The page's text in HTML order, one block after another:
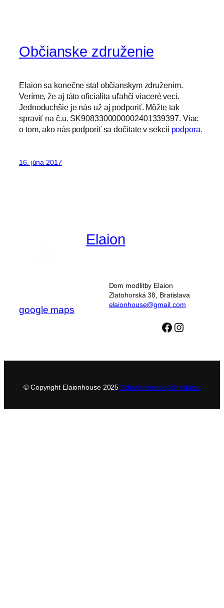
Občianske združenie
Elaion sa konečne stal občianskym združením.
Veríme, že aj táto oficialita uľahčí viaceré veci.
Jednoduchšie je nás už aj podporiť. Môžte tak
spraviť na č.u. SK9083300000002401339397. Viac
o tom, ako nás podporiť sa dočítate v sekcii podpora.
16. júna 2017
Elaion
google maps
Dom modlitby Elaion
Zlatohorská 38, Bratislava
elaionhouse@gmail.com
Facebook
© Copyright Elaionhouse 2025Ochrana osobných údajov